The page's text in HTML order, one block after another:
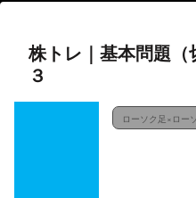
株トレ｜基本問題（
３
ローソク足×ロー